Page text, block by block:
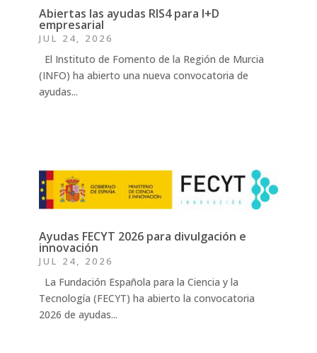
Abiertas las ayudas RIS4 para I+D
empresarial
JUL 24, 2026
El Instituto de Fomento de la Región de Murcia
(INFO) ha abierto una nueva convocatoria de
ayudas...
Ayudas FECYT 2026 para divulgación e
innovación
JUL 24, 2026
La Fundación Española para la Ciencia y la
Tecnología (FECYT) ha abierto la convocatoria
2026 de ayudas...